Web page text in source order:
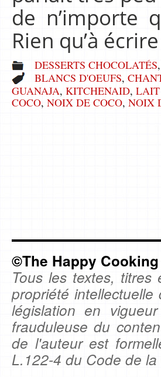
de n’importe
Rien qu’à écrire
DESSERTS CHOCOLATÉS,
BLANCS D'OEUFS,
GUANAJA, KITCHENAID, LAIT
COCO, NOIX DE COCO, NOIX
©The Happy
Tous les textes,
propriété
législation en
frauduleuse du
de l'auteur est
L.122-4 du Code de